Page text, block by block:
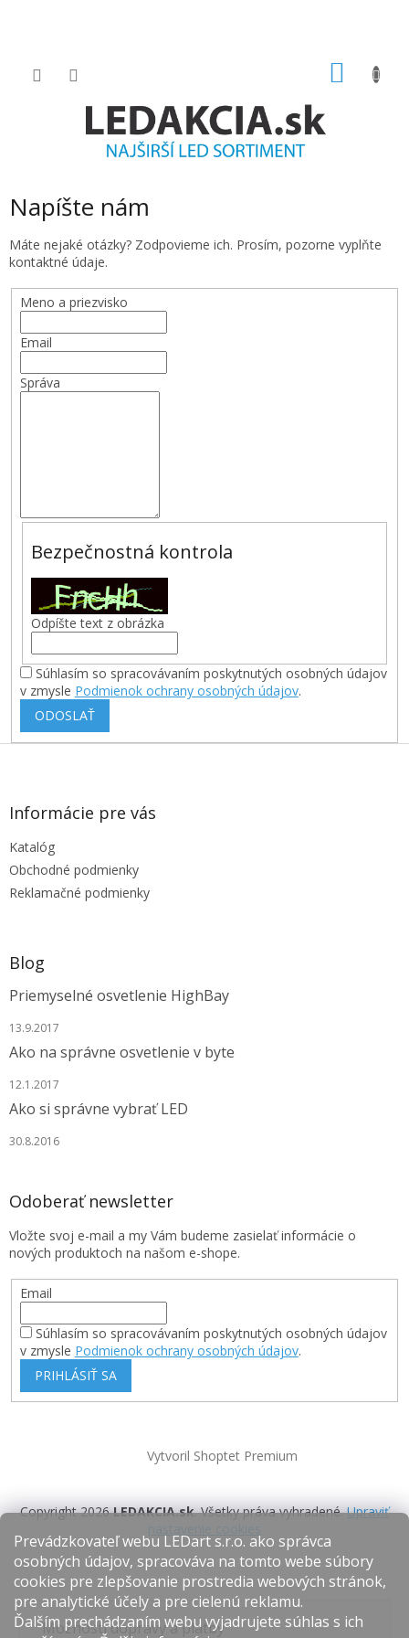
Prevádzkovateľ webu LEDart s.r.o. ako správca
osobných údajov, spracováva na tomto webe súbory
cookies pre zlepšovanie prostredia webových stránok,
pre analytické účely a pre cielenú reklamu.
Ďalším prechádzaním webu vyjadrujete súhlas s ich
Napíšte nám
Máte nejaké otázky? Zodpovieme ich. Prosím, pozorne vyplňte
kontaktné údaje.
Meno a priezvisko
Email
Správa
Bezpečnostná kontrola
Odpíšte text z obrázka
Súhlasím so spracovávaním poskytnutých osobných údajov
v zmysle Podmienok ochrany osobných údajov.
ODOSLAŤ
Z
Informácie pre vás
Katalóg
Obchodné podmienky
Reklamačné podmienky
Blog
Priemyselné osvetlenie HighBay
13.9.2017
Ako na správne osvetlenie v byte
12.1.2017
Ako si správne vybrať LED
30.8.2016
Odoberať newsletter
Vložte svoj e-mail a my Vám budeme zasielať informácie o
nových produktoch na našom e-shope.
Email
Súhlasím so spracovávaním poskytnutých osobných údajov
v zmysle Podmienok ochrany osobných údajov.
PRIHLÁSIŤ SA
Vytvoril Shoptet Premium
Copyright 2026LEDAKCIA.sk. Všetky práva vyhradené.Upraviť
Možnosti dopravy a platby